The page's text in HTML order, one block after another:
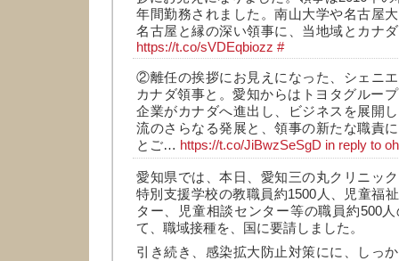
年間勤務されました。南山大学や名古屋
名古屋と縁の深い領事に、当地域とカナ
https://t.co/sVDEqbiozz #
②離任の挨拶にお見えになった、シェニ
カナダ領事と。愛知からはトヨタグルー
企業がカナダへ進出し、ビジネスを展開
流のさらなる発展と、領事の新たな職責
とご… https://t.co/JiBwzSeSgD in reply to
愛知県では、本日、愛知三の丸クリニッ
特別支援学校の教職員約1500人、児童福
ター、児童相談センター等の職員約500
て、職域接種を、国に要請しました。
引き続き、感染拡大防止対策にに、しっ